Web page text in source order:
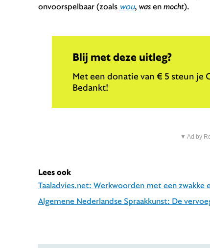
onvoorspelbaar (zoals wou, wasenmocht).
Blij met deze uitleg?
Met een donatie van € 5 steun je
Bedankt!
▼ Ad by
Lees ook
Taaladvies.net: Werkwoorden met een zwakke
Algemene Nederlandse Spraakkunst: De